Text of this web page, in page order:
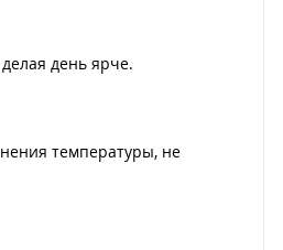
день ярче.
температуры, не